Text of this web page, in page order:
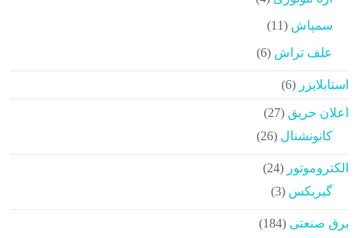
سمپاش 11
11
علف تراش 6
6
استابلایزر
6
6
اعلان حریق 27
27
محصولات
کانونشنال 26
26
الکتروموتور
24
24
گیربکس 3
3
برق صنعتی
184
184